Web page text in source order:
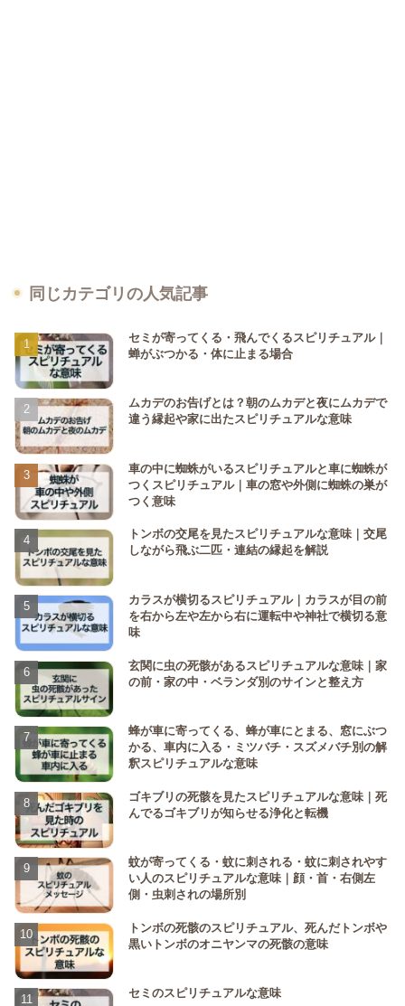
同じカテゴリの人気記事
セミが寄ってくる・飛んでくるスピリチュアル｜
蝉がぶつかる・体に止まる場合
ムカデのお告げとは？朝のムカデと夜にムカデで
違う縁起や家に出たスピリチュアルな意味
車の中に蜘蛛がいるスピリチュアルと車に蜘蛛が
つくスピリチュアル｜車の窓や外側に蜘蛛の巣が
つく意味
トンボの交尾を見たスピリチュアルな意味｜交尾
しながら飛ぶ二匹・連結の縁起を解説
カラスが横切るスピリチュアル｜カラスが目の前
を右から左や左から右に運転中や神社で横切る意
味
玄関に虫の死骸があるスピリチュアルな意味｜家
の前・家の中・ベランダ別のサインと整え方
蜂が車に寄ってくる、蜂が車にとまる、窓にぶつ
かる、車内に入る・ミツバチ・スズメバチ別の解
釈スピリチュアルな意味
ゴキブリの死骸を見たスピリチュアルな意味｜死
んでるゴキブリが知らせる浄化と転機
蚊が寄ってくる・蚊に刺される・蚊に刺されやす
い人のスピリチュアルな意味｜顔・首・右側左
側・虫刺されの場所別
トンボの死骸のスピリチュアル、死んだトンボや
黒いトンボのオニヤンマの死骸の意味
セミのスピリチュアルな意味